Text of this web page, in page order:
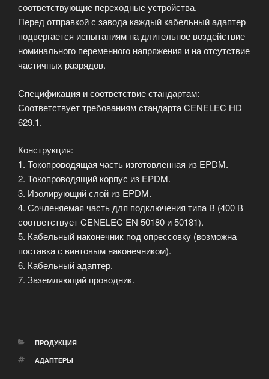
соответствующие переходные устройства.
Перед отправкой с завода каждый кабельный адаптер
подвергается испытаниям на длительное воздействие
номинального переменного напряжения и на отсутствие
частичных разрядов.
Спецификация и соответствие стандартам:
Соответствует требованиям стандарта CENELEC HD
629.1.
Конструкция:
1. Токопроводящая часть изготовленная из EPDM.
2. Токопроводящий корпус из EPDM.
3. Изолирующий слой из EPDM.
4. Сочленяемая часть для подключения типа В (400 В
соответствует CENELEC EN 50180 и 50181).
5. Кабельный наконечник под опрессовку (возможна
поставка с винтовым наконечником).
6. Кабельный адаптер.
7. Заземляющий проводник.
РУБРИКИ
ПРОДУКЦИЯ
МЕТКИ
АДАПТЕРЫ